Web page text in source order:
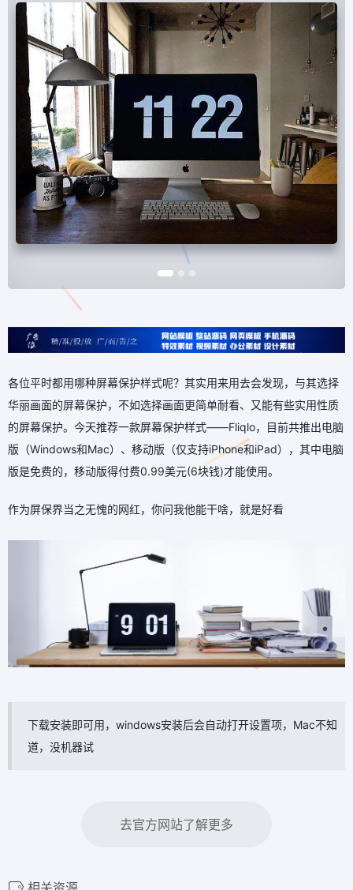
各位平时都用哪种屏幕保护样式呢？其实用来用去会发现，与其选择
华丽画面的屏幕保护，不如选择画面更简单耐看、又能有些实用性质
的屏幕保护。今天推荐一款屏幕保护样式——Fliqlo，目前共推出电脑
版（Windows和Mac）、移动版（仅支持iPhone和iPad），其中电脑
版是免费的，移动版得付费0.99美元(6块钱)才能使用。
作为屏保界当之无愧的网红，你问我他能干啥，就是好看
下载安装即可用，windows安装后会自动打开设置项，Mac不知
道，没机器试
去官方网站了解更多